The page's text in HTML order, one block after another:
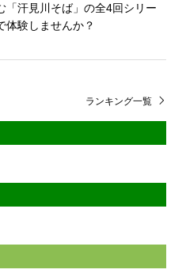
「汗見川そば」の全4回シリー
体験しませんか？
ランキング一覧